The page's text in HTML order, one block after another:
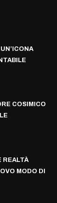
COSIMICO
REALTÀ
MODO DI